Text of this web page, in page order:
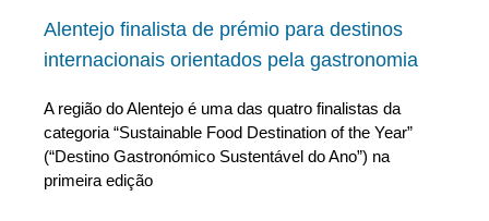
Alentejo finalista de prémio para destinos
internacionais orientados pela gastronomia
A região do Alentejo é uma das quatro finalistas da
categoria “Sustainable Food Destination of the Year”
(“Destino Gastronómico Sustentável do Ano”) na
primeira edição